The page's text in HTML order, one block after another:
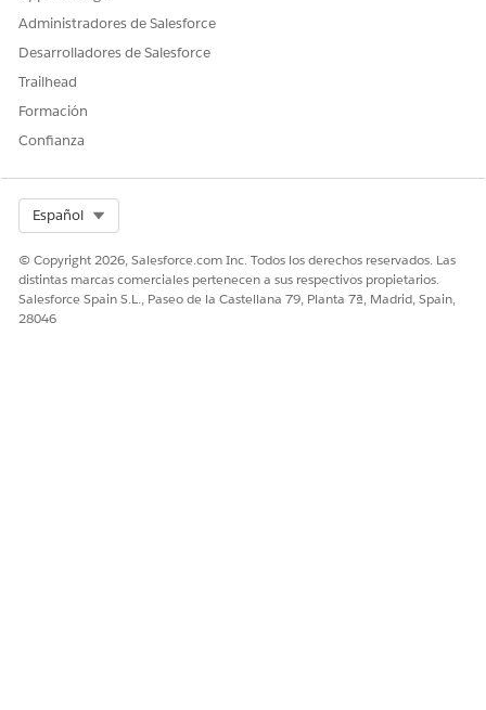
Después de crear su panel, recuerde agregarlo a la consola de
modo que los coordinadores de cuidados puedan utilizar el
Configuración, en el cuadro Búsqueda rápida, introduzca
Aplicaciones
Seleccione la aplicación Health Cloud que desea personalizar
¡Háganos saber cómo podemos mejorar!
No
Administradores de Salesforce
Desarrolladores de Salesforce
Trailhead
Formación
Confianza
Español
© Copyright 2026, Salesforce.com Inc. Todos los derechos reservados. Las
distintas marcas comerciales pertenecen a sus respectivos propietarios.
Salesforce Spain S.L., Paseo de la Castellana 79, Planta 7ª, Madrid, Spain,
28046